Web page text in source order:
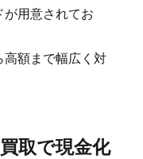
用意されてお
額まで幅広く対
取で現金化